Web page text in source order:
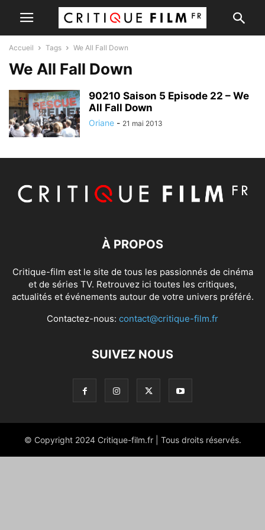
Accueil Tags We All Fall Down
We All Fall Down
90210 Saison 5 Episode 22 – We
All Fall Down
Oriane - 21 mai 2013
À PROPOS
Critique-film est le site de tous les passionnés de cinéma
et de séries TV. Retrouvez ici toutes les critiques,
actualités et événements autour de votre univers préféré.
Contactez-nous: contact@critique-film.fr
SUIVEZ NOUS
© Copyright 2024 Critique-film.fr | Tous droits réservés.